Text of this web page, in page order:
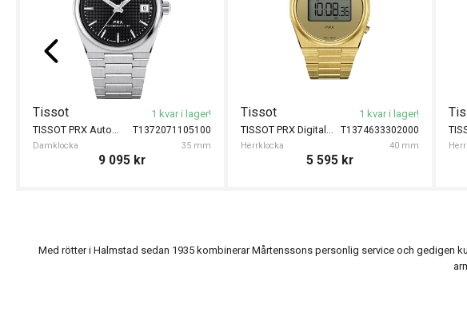
T1372071105100
Tissot
Damklocka 35 mm
1 kvar i lager!
9 095 kr
T1374633302000
Tissot
Herrklocka 40 mm
1 kvar i lager!
5 595 kr
Med rötter i Halmstad sedan 1935 kombinerar Mårtenssons personlig service och gedigen